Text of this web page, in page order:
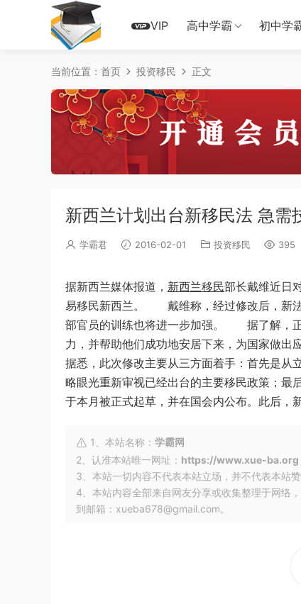
VIP 高中学霸 初中学
当前位置： 首页 投资移民 正文
新西兰计划出台新移民法 急需
学霸君 2016-02-01 投资移民 395
据新西兰媒体报道， 新西兰移民部长戴维近日
易移民新西兰。 戴维称，经过修改后，新法
部官员的训练也将进一步加强。 据了解，正
力，并帮助他们成功地安居下来，为国家做
据悉，此次修改主要从三方面着手：首先是从
略眼光重新审视已经出台的主要移民政策；
于本月被正式起草，并在国会内公布。此后，
1、本站名称： 学霸网
2、认准本站唯一网址： https://www.xue-ba.org
3、本站一切内容不代表本站立场，并不代表本站
4、本站内容全部来自网友分享或收集整理于网络
到邮箱：xueba678@gmail.com。